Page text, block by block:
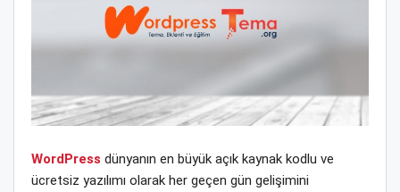
WordPress dünyanın en büyük açık kaynak kodlu ve
ücretsiz yazılımı olarak her geçen gün gelişimini